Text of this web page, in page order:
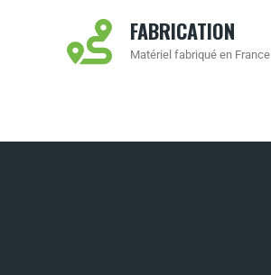
FABRICATION
Matériel fabriqué en France